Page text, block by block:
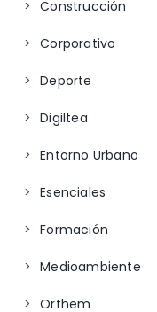
Construcción
Corporativo
Deporte
Digiltea
Entorno Urbano
Esenciales
Formación
Medioambiente
Orthem